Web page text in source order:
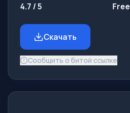
4.7 / 5 Free
Скачать
Сообщить о битой ссылке